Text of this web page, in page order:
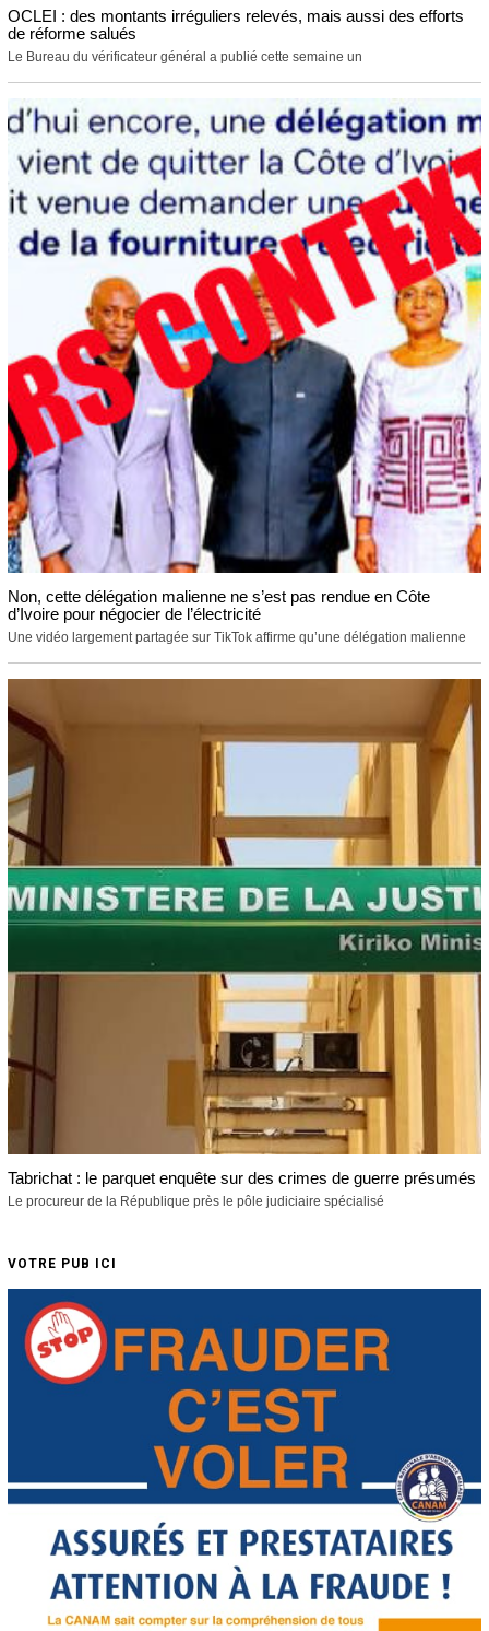
OCLEI : des montants irréguliers relevés, mais aussi des efforts
de réforme salués
Le Bureau du vérificateur général a publié cette semaine un
Non, cette délégation malienne ne s’est pas rendue en Côte
d’Ivoire pour négocier de l’électricité
Une vidéo largement partagée sur TikTok affirme qu’une délégation malienne
Tabrichat : le parquet enquête sur des crimes de guerre présumés
Le procureur de la République près le pôle judiciaire spécialisé
VOTRE PUB ICI